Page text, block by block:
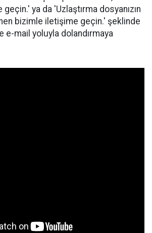
ya da 'Uzlaştırma dosyanızın
bizimle iletişime geçin.' şeklinde
e-mail yoluyla dolandırmaya